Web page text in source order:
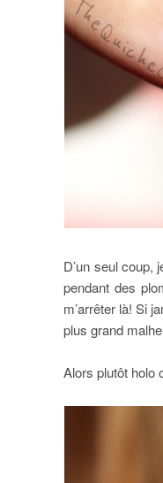
D’un seul coup,
pendant des
m’arrêter là! Si
plus grand
Alors plutôt holo